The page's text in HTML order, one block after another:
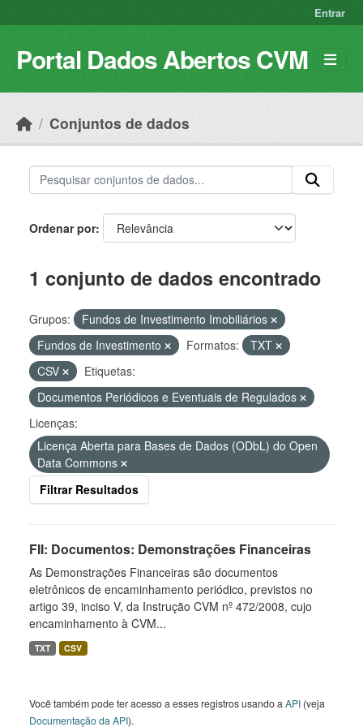
Entrar
Portal Dados Abertos CVM
Conjuntos de dados
Ordenar por
1 conjunto de dados encontrado
Grupos:
Fundos de Investimento Imobiliários
Fundos de Investimento
Formatos:
TXT
CSV
Etiquetas:
Documentos Periódicos e Eventuais de Regulados
Licenças:
Licença Aberta para Bases de Dados (ODbL) do Open
Data Commons
Filtrar Resultados
FII: Documentos: Demonstrações Financeiras
As Demonstrações Financeiras são documentos
eletrônicos de encaminhamento periódico, previstos no
artigo 39, inciso V, da Instrução CVM nº 472/2008, cujo
encaminhamento à CVM...
TXT CSV
Você também pode ter acesso a esses registros usando a API (veja
Documentação da API).